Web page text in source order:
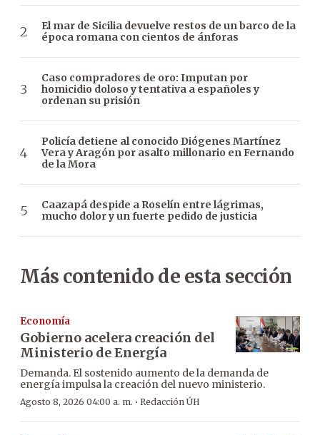
El mar de Sicilia devuelve restos de un barco de la
época romana con cientos de ánforas
Caso compradores de oro: Imputan por
homicidio doloso y tentativa a españoles y
ordenan su prisión
Policía detiene al conocido Diógenes Martínez
Vera y Aragón por asalto millonario en Fernando
de la Mora
Caazapá despide a Roselín entre lágrimas,
mucho dolor y un fuerte pedido de justicia
Más contenido de esta sección
Economía
Gobierno acelera creación del
Ministerio de Energía
Demanda. El sostenido aumento de la demanda de
energía impulsa la creación del nuevo ministerio.
Agosto 8, 2026 04:00 a. m. · Redacción ÚH